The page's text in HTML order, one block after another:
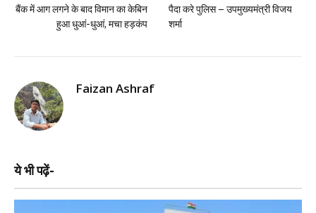
बैंक में आग लगने के बाद विमान का केबिन
हुआ धुआं-धुआं, मचा हड़कंप
पैदा करे पुलिस – उपमुख्यमंत्री विजय
शर्मा
Faizan Ashraf
ये भी पढ़ें-